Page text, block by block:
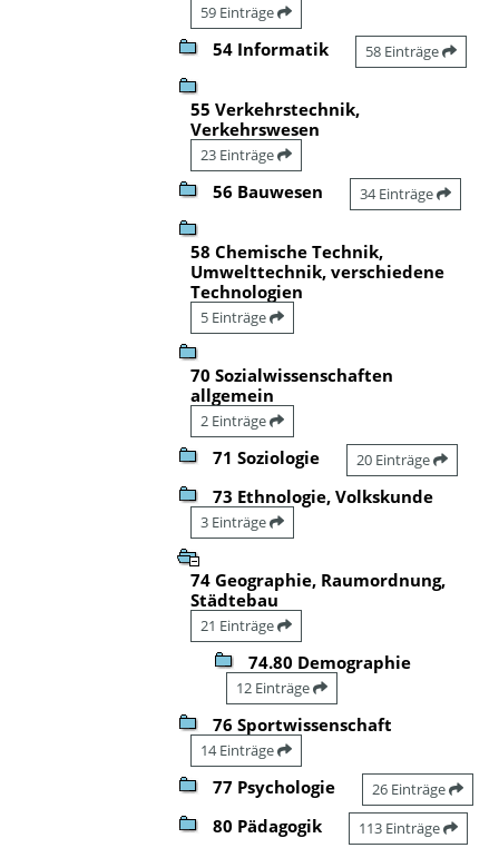
59 Einträge
54 Informatik 58 Einträge
55 Verkehrstechnik,
Verkehrswesen
23 Einträge
56 Bauwesen 34 Einträge
58 Chemische Technik,
Umwelttechnik, verschiedene
Technologien
5 Einträge
70 Sozialwissenschaften
allgemein
2 Einträge
71 Soziologie 20 Einträge
73 Ethnologie, Volkskunde
3 Einträge
74 Geographie, Raumordnung,
Städtebau
21 Einträge
74.80 Demographie
12 Einträge
76 Sportwissenschaft
14 Einträge
77 Psychologie 26 Einträge
80 Pädagogik 113 Einträge